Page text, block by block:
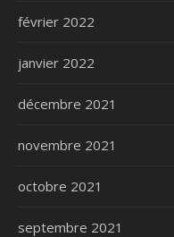
février 2022
janvier 2022
décembre 2021
novembre 2021
octobre 2021
septembre 2021